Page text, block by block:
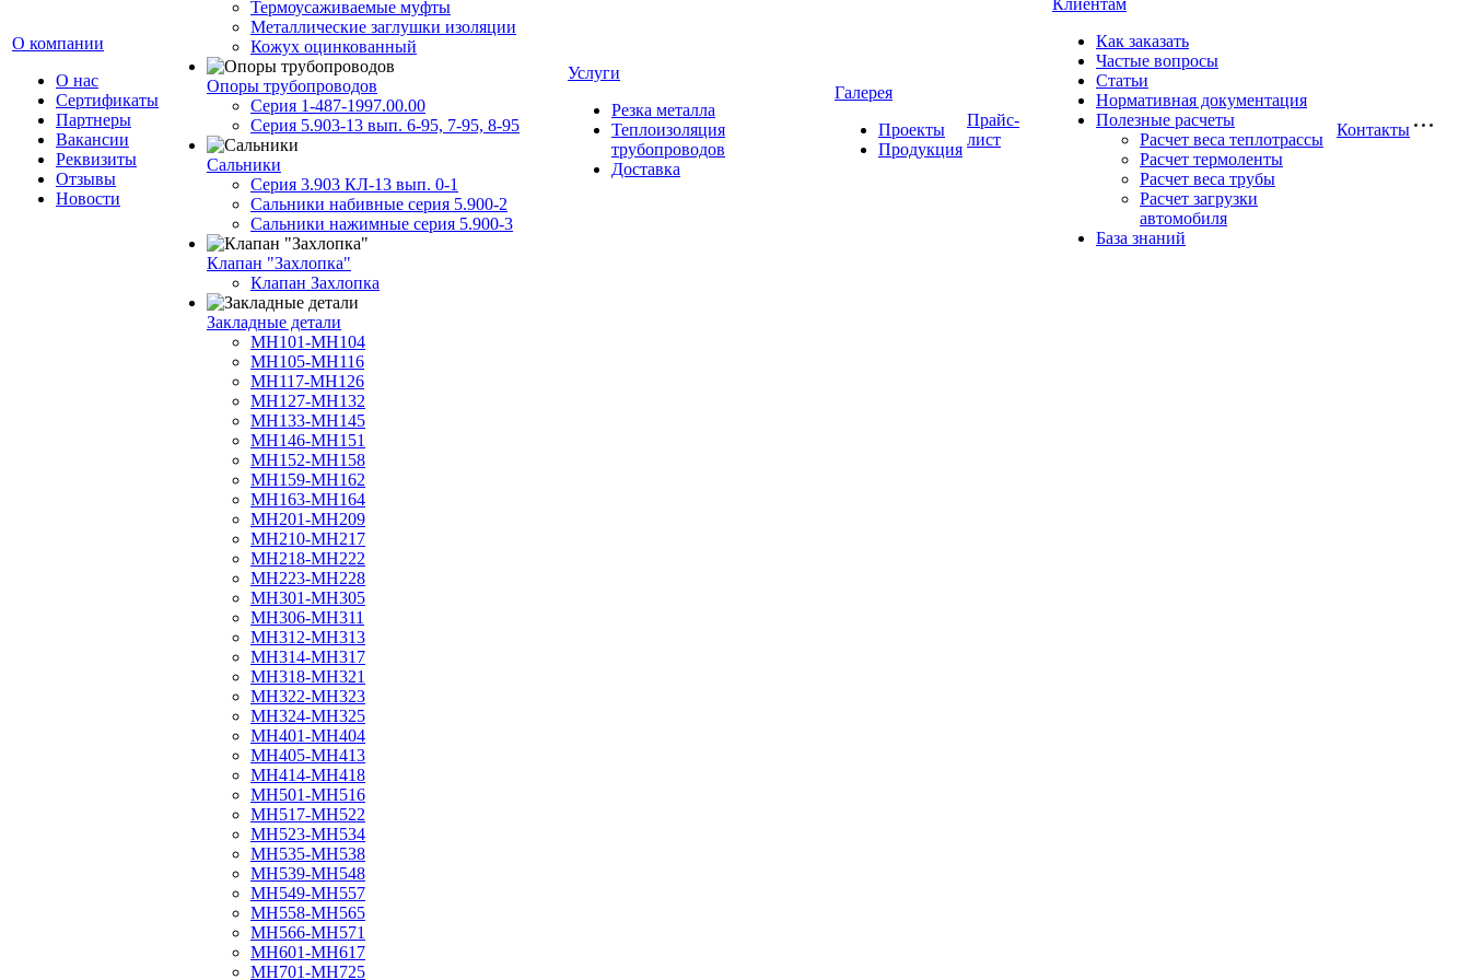
О компании
О нас
Сертификаты
Партнеры
Вакансии
Реквизиты
Отзывы
Новости
Термоусаживаемые муфты
Металлические заглушки изоляции
Кожух оцинкованный
Опоры трубопроводов
Серия 1-487-1997.00.00
Серия 5.903-13 вып. 6-95, 7-95, 8-95
Сальники
Серия 3.903 КЛ-13 вып. 0-1
Сальники набивные серия 5.900-2
Сальники нажимные серия 5.900-3
Клапан "Захлопка"
Клапан Захлопка
Закладные детали
МН101-МН104
МН105-МН116
МН117-МН126
МН127-МН132
МН133-МН145
МН146-МН151
МН152-МН158
МН159-МН162
МН163-МН164
МН201-МН209
МН210-МН217
МН218-МН222
МН223-МН228
МН301-МН305
МН306-МН311
МН312-МН313
МН314-МН317
МН318-МН321
МН322-МН323
МН324-МН325
МН401-МН404
МН405-МН413
МН414-МН418
МН501-МН516
МН517-МН522
МН523-МН534
МН535-МН538
МН539-МН548
МН549-МН557
МН558-МН565
МН566-МН571
МН601-МН617
МН701-МН725
Услуги
Резка металла
Теплоизоляция
трубопроводов
Доставка
Галерея
Проекты
Продукция
Прайс-
лист
Клиентам
Как заказать
Частые вопросы
Статьи
Нормативная документация
Полезные расчеты
Расчет веса теплотрассы
Расчет термоленты
Расчет веса трубы
Расчет загрузки
автомобиля
База знаний
Контакты